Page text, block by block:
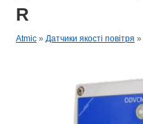
R
Atmic » Датчики якості повітря »